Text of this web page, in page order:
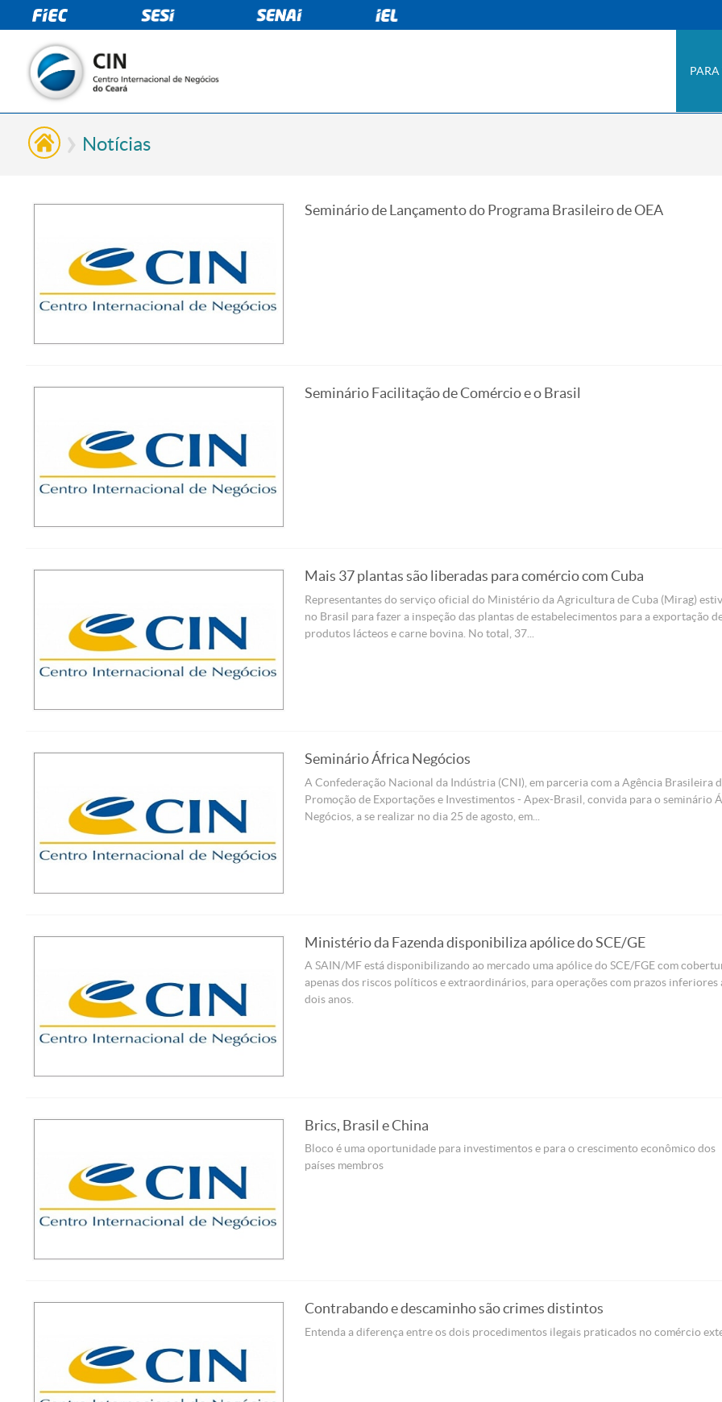
Notícias
Seminário de Lançamento do Programa Brasileiro de OEA
Seminário Facilitação de Comércio e o Brasil
Mais 37 plantas são liberadas para comércio com Cuba
Representantes do serviço oficial do Ministério da Agricultura de Cuba (Mirag)
no Brasil para fazer a inspeção das plantas de estabelecimentos para a exportação
produtos lácteos e carne bovina. No total, 37...
Seminário África Negócios
A Confederação Nacional da Indústria (CNI), em parceria com a Agência Brasileira
Promoção de Exportações e Investimentos - Apex-Brasil, convida para o seminário
Negócios, a se realizar no dia 25 de agosto, em...
Ministério da Fazenda disponibiliza apólice do SCE/GE
A SAIN/MF está disponibilizando ao mercado uma apólice do SCE/FGE com
apenas dos riscos políticos e extraordinários, para operações com prazos inferiores
dois anos.
Brics, Brasil e China
Bloco é uma oportunidade para investimentos e para o crescimento econômico dos
países membros
Contrabando e descaminho são crimes distintos
Entenda a diferença entre os dois procedimentos ilegais praticados no comércio